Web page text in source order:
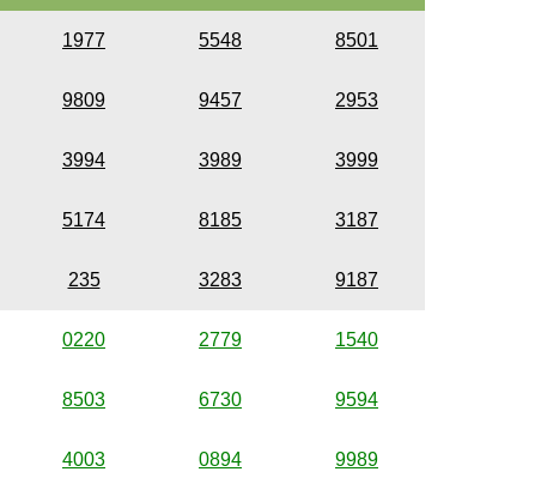
1977 5548 8501
9809 9457 2953
3994 3989 3999
5174 8185 3187
235 3283 9187
0220 2779 1540
8503 6730 9594
4003 0894 9989